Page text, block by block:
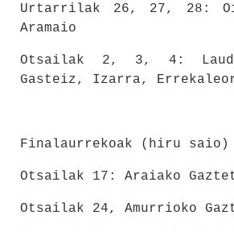
Urtarrilak 26, 27, 28:
Aramaio
Otsailak 2, 3, 4:
Gasteiz, Izarra,
Finalaurrekoak (hiru saio)
Otsailak 17: Araiako
Otsailak 24, Amurrioko